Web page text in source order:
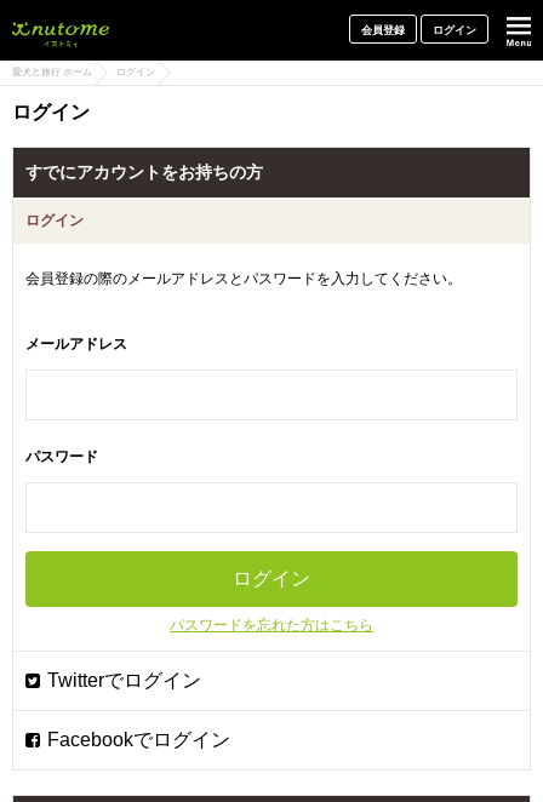
会員登録 ログイン
愛犬と旅行 ホーム ログイン
ログイン
すでにアカウントをお持ちの方
ログイン
会員登録の際のメールアドレスとパスワードを入力してください。
メールアドレス
パスワード
パスワードを忘れた方はこちら